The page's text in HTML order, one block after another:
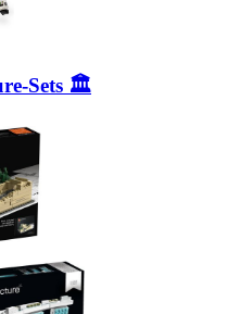
Sets 🏛